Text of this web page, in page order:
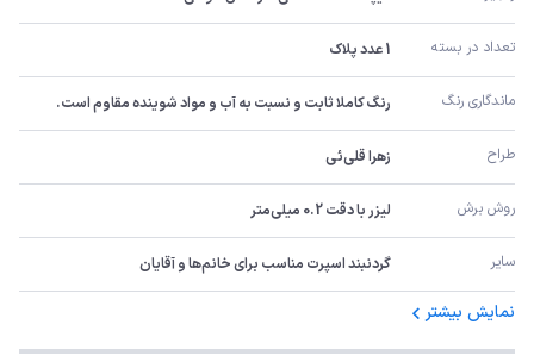
تعداد در بسته 1 عدد پلاک
ماندگاری رنگ رنگ کاملا ثابت و نسبت به آب و مواد شوینده مقاوم است.
طراح زهرا قلی‌ئی
روش برش لیزر با دقت 0.2 میلی‌متر
سایر گردنبند اسپرت مناسب برای خانم‌ها و آقایان
نمایش بیشتر